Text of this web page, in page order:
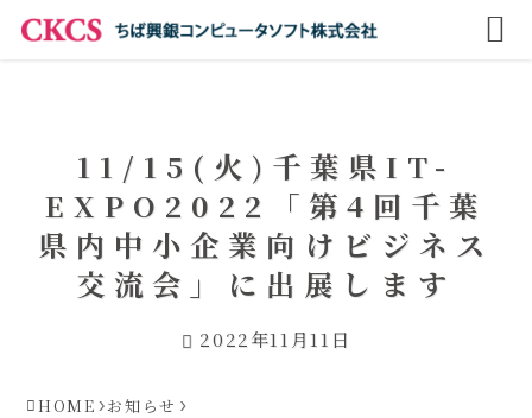
11/15(火)千葉県IT-
EXPO2022「第4回千葉
県内中小企業向けビジネス
交流会」に出展します
2022年11月11日
HOME お知らせ